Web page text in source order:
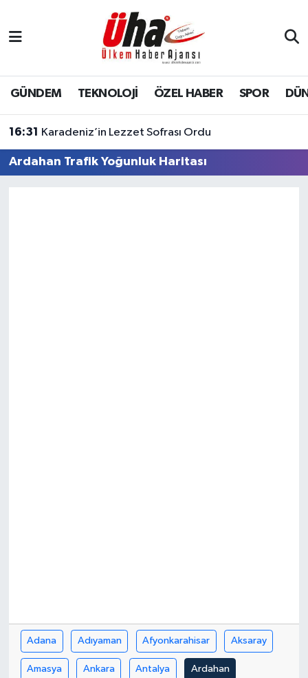
GÜNDEM TEKNOLOJİ ÖZEL HABER SPOR
16:31 Karadeniz’in Lezzet Sofrası Ordu
Ardahan Trafik Yoğunluk Haritası
Adana Adıyaman Afyonkarahisar Aksaray
Amasya Ankara Antalya Ardahan
İstanbul Nöbetçi Eczaneler
İstanbul Hava Durumu
İstanbul Trafik Yoğunluk Haritası